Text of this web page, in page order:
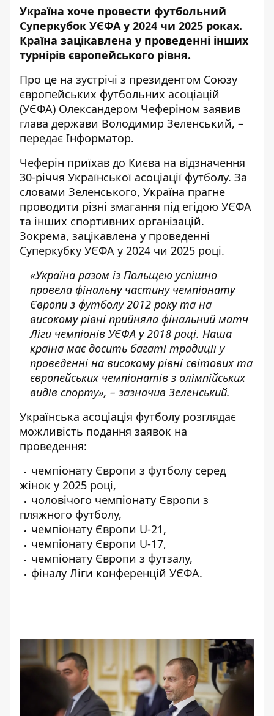
Україна хоче провести футбольний
Суперкубок УЄФА у 2024 чи 2025 роках.
Країна зацікавлена ​​у проведенні інших
турнірів європейського рівня.
Про це на зустрічі з президентом Союзу
європейських футбольних асоціацій
(УЄФА) Олександером Чеферіном заявив
глава держави Володимир Зеленський, –
передає Інформатор.
Чеферін приїхав до Києва на відзначення
30-річчя Української асоціації футболу. За
словами Зеленського, Україна прагне
проводити різні змагання під егідою УЄФА
та інших спортивних організацій.
Зокрема, зацікавлена ​​у проведенні
Суперкубку УЄФА у 2024 чи 2025 році.
«Україна разом із Польщею успішно
провела фінальну частину чемпіонату
Європи з футболу 2012 року та на
високому рівні прийняла фінальний матч
Ліги чемпіонів УЄФА у 2018 році. Наша
країна має досить багаті традиції у
проведенні на високому рівні світових та
європейських чемпіонатів з олімпійських
видів спорту», ​​– зазначив Зеленський.
Українська асоціація футболу розглядає
можливість подання заявок на
проведення:
чемпіонату Європи з футболу серед
жінок у 2025 році,
чоловічого чемпіонату Європи з
пляжного футболу,
чемпіонату Європи U-21,
чемпіонату Європи U-17,
чемпіонату Європи з футзалу,
фіналу Ліги конференцій УЄФА.